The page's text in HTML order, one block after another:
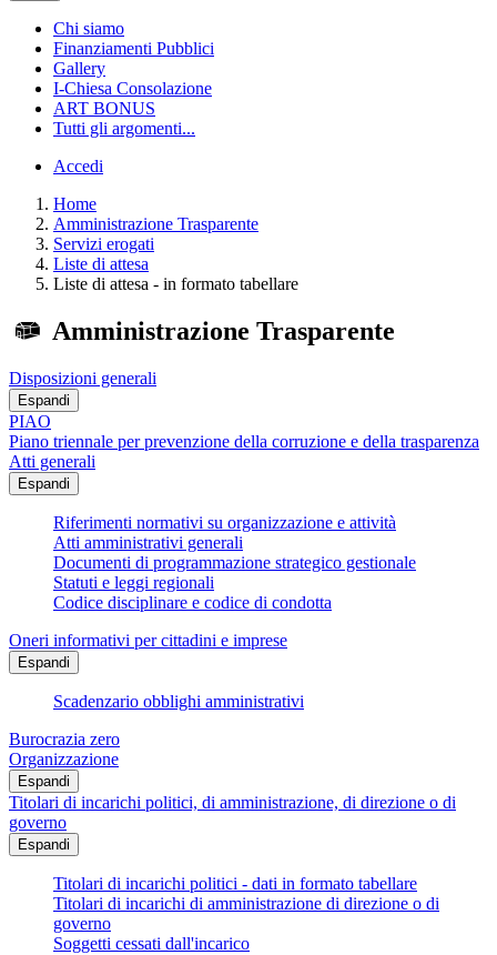
Chi siamo
Finanziamenti Pubblici
Gallery
I-Chiesa Consolazione
ART BONUS
Tutti gli argomenti...
Accedi
Home
Amministrazione Trasparente
Servizi erogati
Liste di attesa
Liste di attesa - in formato tabellare
Amministrazione Trasparente
Disposizioni generali
Espandi
PIAO
Piano triennale per prevenzione della corruzione e della trasparenza
Atti generali
Espandi
Riferimenti normativi su organizzazione e attività
Atti amministrativi generali
Documenti di programmazione strategico gestionale
Statuti e leggi regionali
Codice disciplinare e codice di condotta
Oneri informativi per cittadini e imprese
Espandi
Scadenzario obblighi amministrativi
Burocrazia zero
Organizzazione
Espandi
Titolari di incarichi politici, di amministrazione, di direzione o di
governo
Espandi
Titolari di incarichi politici - dati in formato tabellare
Titolari di incarichi di amministrazione di direzione o di
governo
Soggetti cessati dall'incarico